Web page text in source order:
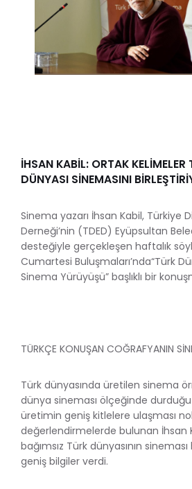
İHSAN KABİL: ORTAK KELİMELER
DÜNYASI SİNEMASINI
Sinema yazarı İhsan Kabil, Türkiye
Derneği’nin (TDED) Eyüpsultan
desteğiyle gerçekleşen haftalık
Cumartesi Buluşmaları’nda“Türk
Sinema Yürüyüşü” başlıklı bir
TÜRKÇE KONUŞAN COĞRAFYANIN
Türk dünyasında üretilen sinema
dünya sineması ölçeğinde
üretimin geniş kitlelere ulaşması
değerlendirmelerde bulunan İhsan
bağımsız Türk dünyasının sineması
geniş bilgiler verdi.